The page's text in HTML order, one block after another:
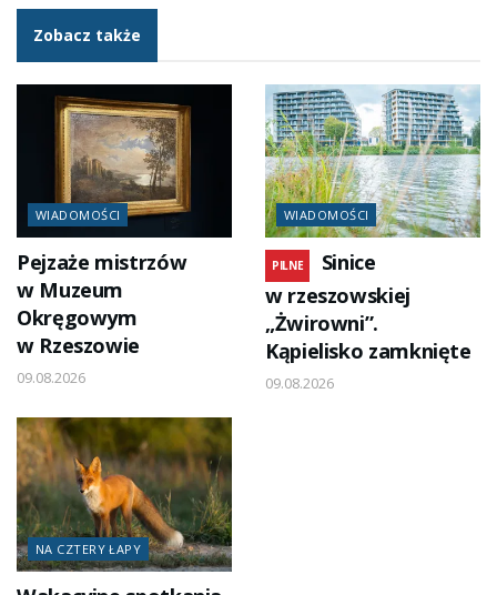
Zobacz także
WIADOMOŚCI
Pejzaże mistrzów
w Muzeum
Okręgowym
w Rzeszowie
09.08.2026
WIADOMOŚCI
PILNE
Sinice
w rzeszowskiej
„Żwirowni”.
Kąpielisko zamknięte
09.08.2026
NA CZTERY ŁAPY